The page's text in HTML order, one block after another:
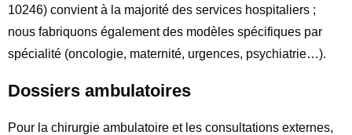
10246) convient à la majorité des services hospitaliers ;
nous fabriquons également des modèles spécifiques par
spécialité (oncologie, maternité, urgences, psychiatrie…).
Dossiers ambulatoires
Pour la chirurgie ambulatoire et les consultations externes,